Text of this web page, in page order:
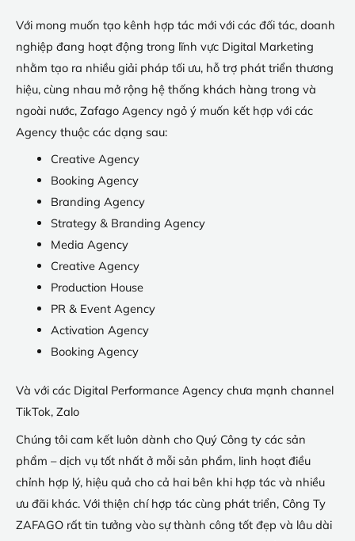
Với mong muốn tạo kênh hợp tác mới với các đối tác, doanh
nghiệp đang hoạt động trong lĩnh vực Digital Marketing
nhằm tạo ra nhiều giải pháp tối ưu, hỗ trợ phát triển thương
hiệu, cùng nhau mở rộng hệ thống khách hàng trong và
ngoài nước, Zafago Agency ngỏ ý muốn kết hợp với các
Agency thuộc các dạng sau:
Creative Agency
Booking Agency
Branding Agency
Strategy & Branding Agency
Media Agency
Creative Agency
Production House
PR & Event Agency
Activation Agency
Booking Agency
Và với các Digital Performance Agency chưa mạnh channel
TikTok, Zalo
Chúng tôi cam kết luôn dành cho Quý Công ty các sản
phẩm – dịch vụ tốt nhất ở mỗi sản phẩm, linh hoạt điều
chỉnh hợp lý, hiệu quả cho cả hai bên khi hợp tác và nhiều
ưu đãi khác. Với thiện chí hợp tác cùng phát triển, Công Ty
ZAFAGO rất tin tưởng vào sự thành công tốt đẹp và lâu dài